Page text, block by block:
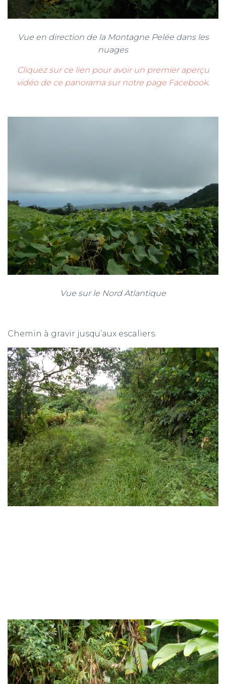
Vue en direction de la Montagne Pelée dans les
nuages
Cliquez sur ce lien pour avoir un premier aperçu
vidéo de ce panorama sur notre page Facebook.
Vue sur le Nord Atlantique
Chemin à gravir jusqu’aux escaliers.